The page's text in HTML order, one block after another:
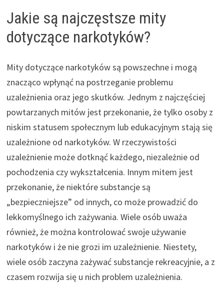
Jakie są najczęstsze mity
dotyczące narkotyków?
Mity dotyczące narkotyków są powszechne i mogą
znacząco wpłynąć na postrzeganie problemu
uzależnienia oraz jego skutków. Jednym z najczęściej
powtarzanych mitów jest przekonanie, że tylko osoby z
niskim statusem społecznym lub edukacyjnym stają się
uzależnione od narkotyków. W rzeczywistości
uzależnienie może dotknąć każdego, niezależnie od
pochodzenia czy wykształcenia. Innym mitem jest
przekonanie, że niektóre substancje są
„bezpieczniejsze” od innych, co może prowadzić do
lekkomyślnego ich zażywania. Wiele osób uważa
również, że można kontrolować swoje używanie
narkotyków i że nie grozi im uzależnienie. Niestety,
wiele osób zaczyna zażywać substancje rekreacyjnie, a z
czasem rozwija się u nich problem uzależnienia.